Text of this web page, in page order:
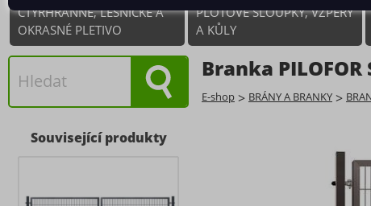
ČTYŘHRANNÉ, LESNICKÉ A
OKRASNÉ PLETIVO
PLOTOVÉ SLOUPKY, VZPĚRY
A KŮLY
Související produkty
Branka
E-shop > BRÁNY A BRANKY >